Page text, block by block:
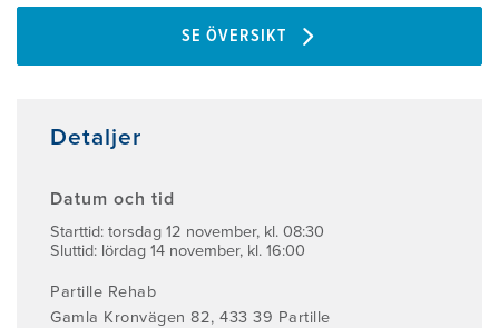
SE ÖVERSIKT
Detaljer
Datum och tid
Starttid: torsdag 12 november, kl. 08:30
Sluttid: lördag 14 november, kl. 16:00
Partille Rehab
Gamla Kronvägen 82, 433 39 Partille